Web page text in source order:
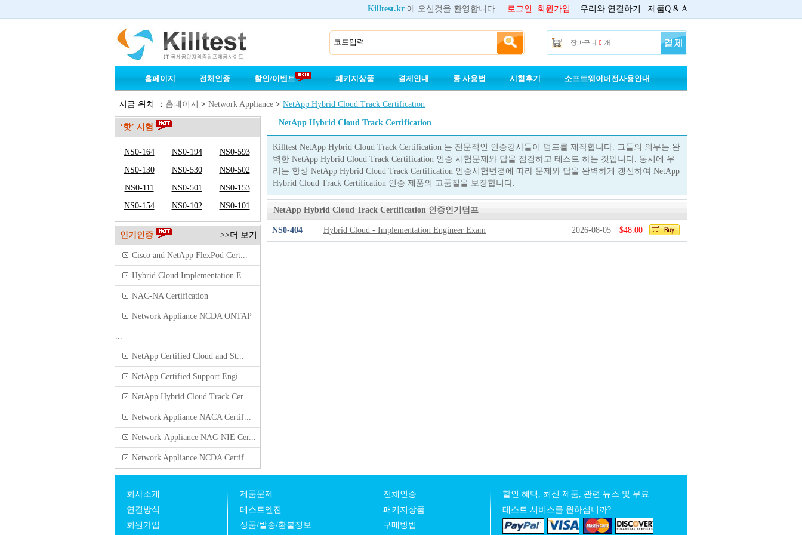
Killtest.kr 에 오신것을 환영합니다. 로그인 회원가입 우리와 연결하기 제품Q & A
장바구니 0 개
홈페이지 전체인증 할인/이벤트 패키지상품 결제안내 콩 사용법 시험후기 소프트웨어버전사용안내
지금 위치 ： 홈페이지 > Network Appliance > NetApp Hybrid Cloud Track Certification
‘핫’ 시험
NS0-164 NS0-194
NS0-593
NS0-130
NS0-530
NS0-502
NS0-111
NS0-501
NS0-153
NS0-154
NS0-102 NS0-101
>>더 보기
인기인증
Cisco and NetApp FlexPod Cert...
Hybrid Cloud Implementation E...
NAC-NA Certification
Network Appliance NCDA ONTAP
...
NetApp Certified Cloud and St...
NetApp Certified Support Engi...
NetApp Hybrid Cloud Track Cer...
Network Appliance NACA Certif...
Network-Appliance NAC-NIE Cer...
Network Appliance NCDA Certif...
NetApp Hybrid Cloud Track Certification
Killtest NetApp Hybrid Cloud Track Certification 는 전문적인 인증강사들이 덤프를 제작합니다. 그들의 의무는 완
벽한 NetApp Hybrid Cloud Track Certification 인증 시험문제와 답을 점검하고 테스트 하는 것입니다. 동시에 우
리는 항상 NetApp Hybrid Cloud Track Certification 인증시험변경에 따라 문제와 답을 완벽하게 갱신하여 NetApp
Hybrid Cloud Track Certification 인증 제품의 고품질을 보장합니다.
NetApp Hybrid Cloud Track Certification 인증인기덤프
NS0-404 Hybrid Cloud - Implementation Engineer Exam 2026-08-05 $48.00
회사소개
연결방식
회원가입
제품문제
테스트엔진
상품/발송/환불정보
전체인증
패키지상품
구매방법
할인 혜택, 최신 제품, 관련 뉴스 및 무료
테스트 서비스를 원하십니까?